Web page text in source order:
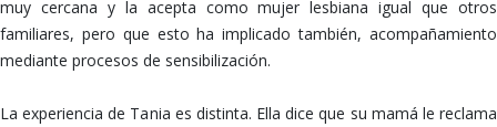
muy cercana y la acepta como mujer lesbiana igual que otros
familiares, pero que esto ha implicado también, acompañamiento
mediante procesos de sensibilización.
La experiencia de Tania es distinta. Ella dice que su mamá le reclama